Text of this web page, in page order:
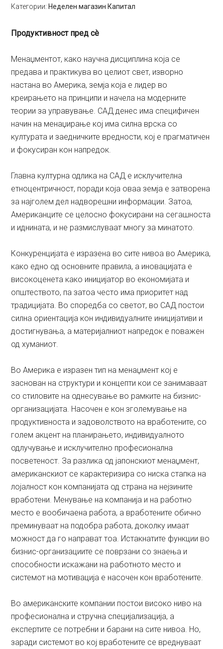
Категории: Неделен магазин Капитал
Продуктивност пред сè
Менаџментот, како научна дисциплина која се
предава и практикува во целиот свет, изворно
настана во Америка, земја која е лидер во
креирањето на принципи и начела на модерните
теории за управување. САД денес има специфичен
начин на менаџирање кој има силна врска со
културата и заедничките вредности, кој е прагматичен
и фокусиран кон напредок.
Главна културна одлика на САД е исклучителна
етноцентричност, поради која оваа земја е затворена
за најголем дел надворешни информации. Затоа,
Американците се целосно фокусирани на сегашноста
и иднината, и не размислуваат многу за минатото.
Конкуренцијата е изразена во сите нивоа во Америка,
како едно од основните правила, а иновацијата е
високоценета како иницијатор во економијата и
општеството, па затоа често има приоритет над
традицијата. Во споредба со светот, во САД постои
силна ориентација кон индивидуалните иницијативи и
достигнувања, а материјалниот напредок е поважен
од хуманиот.
Во Америка е изразен тип на менаџмент кој е
заснован на структури и концепти кои се занимаваат
со стиловите на однесување во рамките на бизнис-
организацијата. Насочен е кон зголемување на
продуктивноста и задоволството на вработените, со
голем акцент на планирањето, индивидуалното
одлучување и исклучително професионална
посветеност. За разлика од јапонскиот менаџмент,
американскиот се карактеризира со ниска стапка на
лојалност кон компанијата од страна на нејзините
вработени. Менување на компанија и на работно
место е вообичаена работа, а вработените обично
преминуваат на подобра работа, доколку имаат
можност да го направат тоа. Истакнатите функции во
бизнис-организациите се поврзани со знаења и
способности искажани на работното место и
системот на мотивација е насочен кон вработените.
Во американските компании постои високо ниво на
професионална и стручна специјализација, а
експертите се потребни и барани на сите нивоа. Но,
заради системот во кој вработените се вреднуваат